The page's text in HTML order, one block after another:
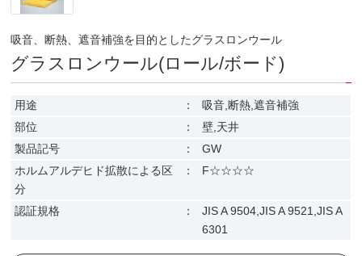
吸音、断熱、遮音補強を目的としたグラスロンウール
グラスロンウール(ロール/ボード)
用途 ：
吸音,断熱,遮音補強
部位
：
壁,天井
製品記号
：
GW
ホルムアルデヒド拡散による区
分
： F☆☆☆☆
認証規格 ：
JIS A 9504,JIS A 9521,JIS A
6301